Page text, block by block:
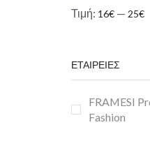
Θεραπείες
Τιμή: 16€ — 25€
ΕΤΑΙΡΕΙΕΣ
FRAMESI
Fashion